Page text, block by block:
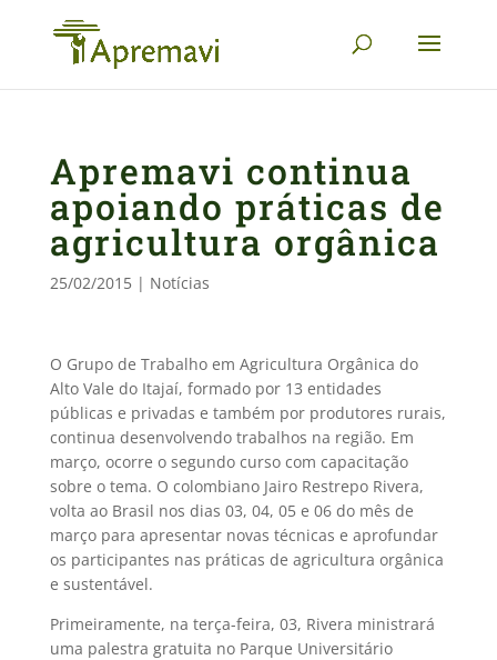
Apremavi continua
apoiando práticas de
agricultura orgânica
25/02/2015| Notícias
O Grupo de Trabalho em Agricultura Orgânica do
Alto Vale do Itajaí, formado por 13 entidades
públicas e privadas e também por produtores rurais,
continua desenvolvendo trabalhos na região. Em
março, ocorre o segundo curso com capacitação
sobre o tema. O colombiano Jairo Restrepo Rivera,
volta ao Brasil nos dias 03, 04, 05 e 06 do mês de
março para apresentar novas técnicas e aprofundar
os participantes nas práticas de agricultura orgânica
e sustentável.
Primeiramente, na terça-feira, 03, Rivera ministrará
uma palestra gratuita no Parque Universitário